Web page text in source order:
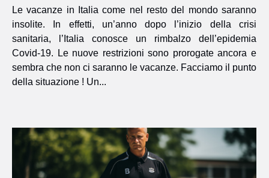
Le vacanze in Italia come nel resto del mondo saranno
insolite. In effetti, un’anno dopo l’inizio della crisi
sanitaria, l’Italia conosce un rimbalzo dell’epidemia
Covid-19. Le nuove restrizioni sono prorogate ancora e
sembra che non ci saranno le vacanze. Facciamo il punto
della situazione ! Un...